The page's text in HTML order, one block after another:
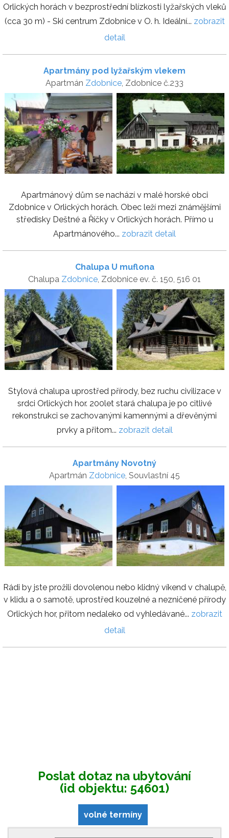
Orlických horách v bezprostřední blízkosti lyžařských vleků
(cca 30 m) - Ski centrum Zdobnice v O. h. Ideální... zobrazit
detail
Apartmány pod lyžařským vlekem
Apartmán Zdobnice, Zdobnice č.233
Apartmánový dům se nachází v malé horské obci
Zdobnice v Orlických horách. Obec leží mezi známějšími
středisky Deštné a Říčky v Orlických horách. Přímo u
Apartmánového... zobrazit detail
Chalupa U muflona
Chalupa Zdobnice, Zdobnice ev. č. 150, 516 01
Stylová chalupa uprostřed přírody, bez ruchu civilizace v
srdci Orlických hor. 200let stará chalupa je po citlivé
rekonstrukci se zachovanými kamennými a dřevěnými
prvky a přitom... zobrazit detail
Apartmány Novotný
Apartmán Zdobnice, Souvlastní 45
Rádi by jste prožili dovolenou nebo klidný víkend v chalupě,
v klidu a o samotě, uprostřed kouzelné a nezničené přírody
Orlických hor, přitom nedaleko od vyhledávané... zobrazit
detail
Poslat dotaz na ubytování
(id objektu: 54601)
volné termíny